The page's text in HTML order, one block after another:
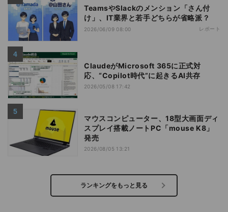
TeamsやSlackのメンション「さん付
け」、IT業界と若手どちらが省略派？
2026/06/09 08:00 レポート
ClaudeがMicrosoft 365に正式対
応、“Copilot時代”に起きるAI共存
2026/05/08 17:42
マウスコンピューター、18型大画面ディ
スプレイ搭載ノートPC「mouse K8」
発売
2026/08/05 13:21
ランキングをもっと見る